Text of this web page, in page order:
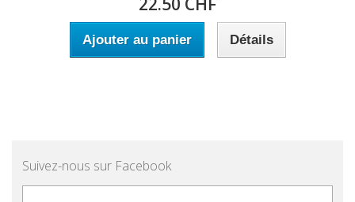
Ajouter au panier Détails
Suivez-nous sur Facebook